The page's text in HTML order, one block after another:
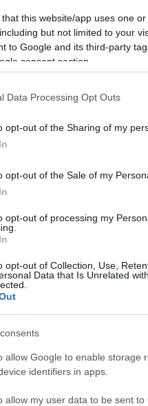
that this website/app uses one
but not limited to your
to Google and its third-party
consent section.
Data Processing Opt Outs
opt-out of the Sharing of my
opt-out of the Sale of my
opt-out of processing my
opt-out of Collection, Use,
Data that Is Unrelated
allow Google to enable storage
identifiers in apps.
allow my user data to be sent